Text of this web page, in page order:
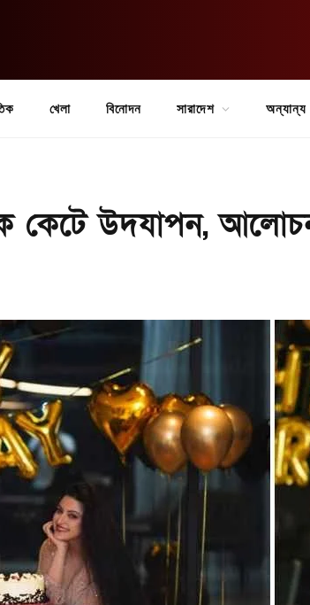
খেলা বিনোদন সারাদেশ অন্যান্য
কেটে উদযাপন,